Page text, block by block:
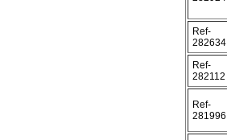
Ref-
282634
Ref-
282112
Ref-
281996